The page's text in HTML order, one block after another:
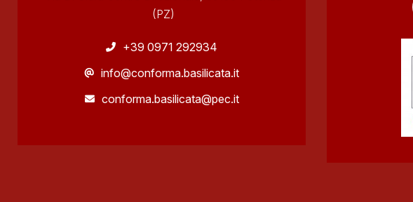
(PZ)
+39 0971 292934
info@conforma.basilicata.it
conforma.basilicata@pec.it